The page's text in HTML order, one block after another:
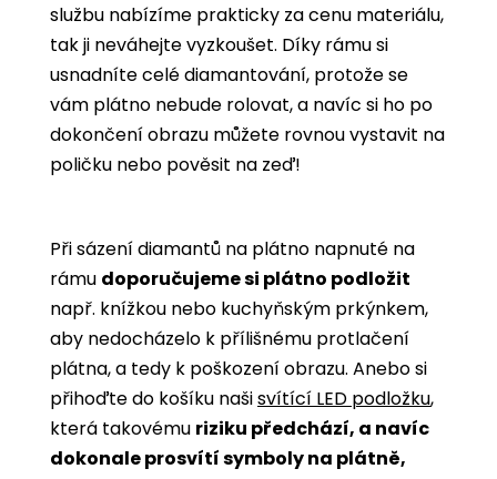
službu nabízíme prakticky za cenu materiálu,
tak ji neváhejte vyzkoušet. Díky rámu si
usnadníte celé diamantování, protože se
vám plátno nebude rolovat, a navíc si ho po
dokončení obrazu můžete rovnou vystavit na
poličku nebo pověsit na zeď!
Při sázení diamantů na plátno napnuté na
rámu doporučujeme si plátno podložit
např. knížkou nebo kuchyňským prkýnkem,
aby nedocházelo k přílišnému protlačení
plátna, a tedy k poškození obrazu. Anebo si
přihoďte do košíku našisvítící LED podložku,
která takovému riziku předchází, a navíc
dokonale prosvítí symboly na plátně,